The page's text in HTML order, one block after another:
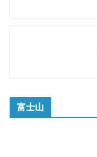
富士山